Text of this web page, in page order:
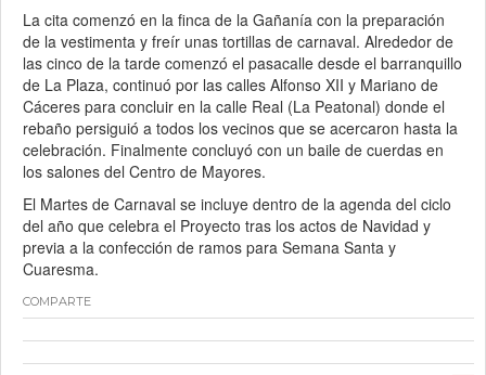
La cita comenzó en la finca de la Gañanía con la preparación
de la vestimenta y freír unas tortillas de carnaval. Alrededor de
las cinco de la tarde comenzó el pasacalle desde el barranquillo
de La Plaza, continuó por las calles Alfonso XII y Mariano de
Cáceres para concluir en la calle Real (La Peatonal) donde el
rebaño persiguió a todos los vecinos que se acercaron hasta la
celebración. Finalmente concluyó con un baile de cuerdas en
los salones del Centro de Mayores.
El Martes de Carnaval se incluye dentro de la agenda del ciclo
del año que celebra el Proyecto tras los actos de Navidad y
previa a la confección de ramos para Semana Santa y
Cuaresma.
COMPARTE